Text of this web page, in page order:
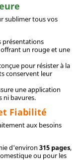
sublimer tous vos
présentations
un rouge et une
pour résister à la
conservent leur
une application
ni bavures.
Fiabilité
aux besoins
d'environ 315 pages,
ou pour les